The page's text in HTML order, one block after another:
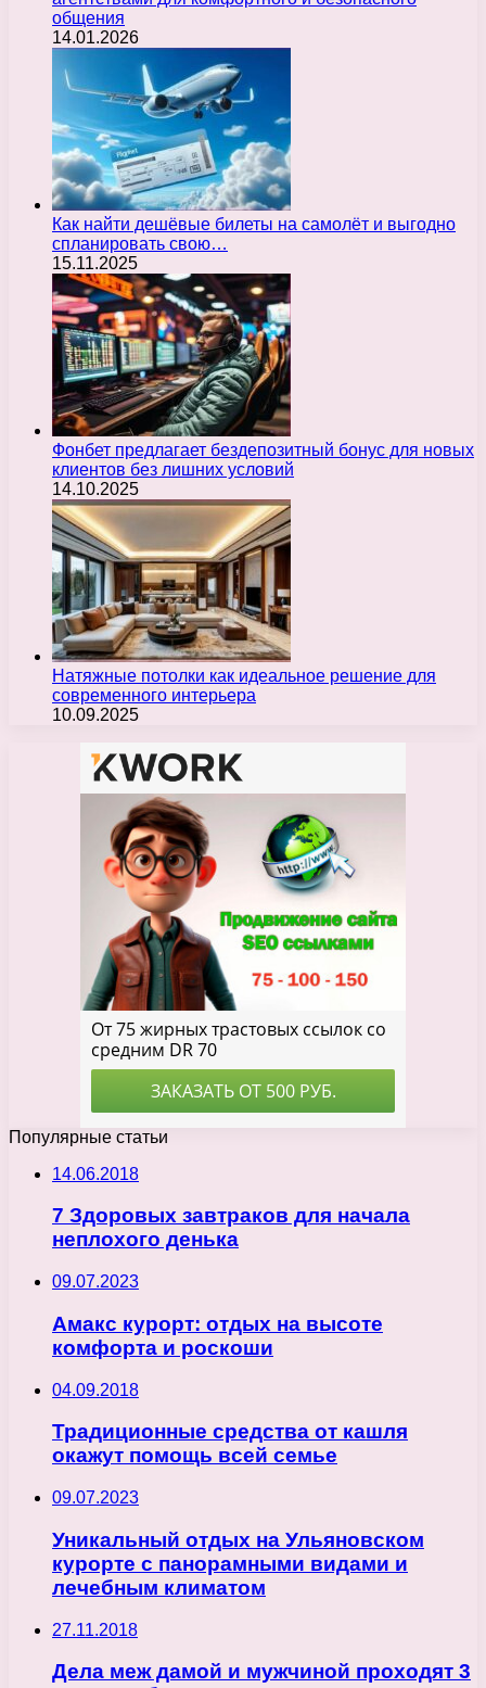
общения
14.01.2026
Как найти дешёвые билеты на самолёт и выгодно
спланировать свою…
15.11.2025
Фонбет предлагает бездепозитный бонус для новых
клиентов без лишних условий
14.10.2025
Натяжные потолки как идеальное решение для
современного интерьера
10.09.2025
Популярные статьи
14.06.2018
7 Здоровых завтраков для начала
неплохого денька
09.07.2023
Амакс курорт: отдых на высоте
комфорта и роскоши
04.09.2018
Традиционные средства от кашля
окажут помощь всей семье
09.07.2023
Уникальный отдых на Ульяновском
курорте с панорамными видами и
лечебным климатом
27.11.2018
Дела меж дамой и мужчиной проходят 3